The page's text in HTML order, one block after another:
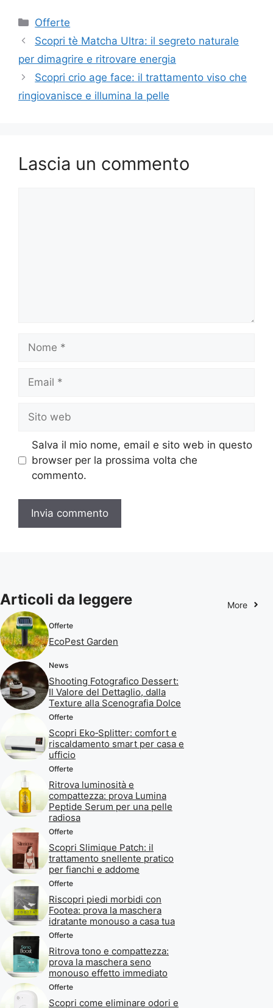
Categorie
Offerte
Scopri tè Matcha Ultra: il segreto naturale
per dimagrire e ritrovare energia
Scopri crio age face: il trattamento viso che
ringiovanisce e illumina la pelle
Lascia un commento
Nome
Email
Sito
web
Salva il mio nome, email e sito web in questo
browser per la prossima volta che
commento.
Articoli da leggere More
Offerte
EcoPest Garden
News
Shooting Fotografico Dessert:
Il Valore del Dettaglio, dalla
Texture alla Scenografia Dolce
Offerte
Scopri Eko‑Splitter: comfort e
riscaldamento smart per casa e
ufficio
Offerte
Ritrova luminosità e
compattezza: prova Lumina
Peptide Serum per una pelle
radiosa
Offerte
Scopri Slimique Patch: il
trattamento snellente pratico
per fianchi e addome
Offerte
Riscopri piedi morbidi con
Footea: prova la maschera
idratante monouso a casa tua
Offerte
Ritrova tono e compattezza:
prova la maschera seno
monouso effetto immediato
Offerte
Scopri come eliminare odori e